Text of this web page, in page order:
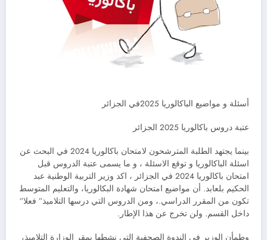
أسئلة و مواضيع الباكالوريا 2025في الجزائر
عتبة دروس باكالوريا 2025 الجزائر
بينما يجتهد الطلبة المترشحون لامتحان باكالوريا 2024 في البحث عن
اسئلة الباكالوريا و توقع الاسئلة ، و ما يسمى عتبة الدروس قبل
امتحان باكالوريا 2024 في الجزائر ، اكد وزير التربية الوطنية عبد
الحكيم بلعابد. أن مواضيع امتحان شهادة البكالوريا، والتعليم المتوسط
تكون من المقرر الدراسي.، ومن الدروس التي درسها التلاميذ” فعلا”
داخل القسم. ولن تخرج عن هذا الإطار.
وطمأن الوزير في الندوة الصحفية التي نشطها بمقر الوزارة التلاميذ،